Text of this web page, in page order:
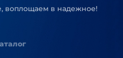
воплощаем в надежное!